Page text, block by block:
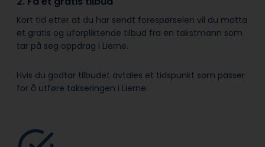
Kort tid etter at du har sendt forespørselen vil du motta
et gratis og uforpliktende tilbud fra en takstmann som
tar på seg oppdrag i Lierne.
Hvis du godtar tilbudet avtales et tidspunkt som passer
for å utføre takseringen i Lierne.